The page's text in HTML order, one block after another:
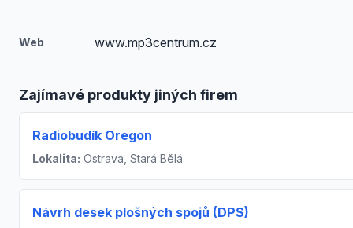
Web www.mp3centrum.cz
Zajímavé produkty jiných firem
Radiobudík Oregon
Lokalita: Ostrava, Stará Bělá
Návrh desek plošných spojů (DPS)